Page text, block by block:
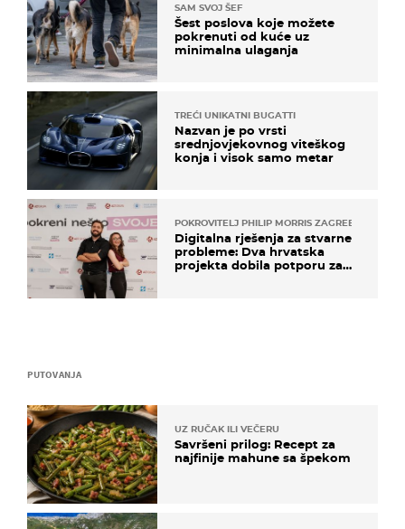
PUTOVANJA
UZ RUČAK ILI VEČERU
Savršeni prilog: Recept za
najfinije mahune sa špekom
SAM SVOJ ŠEF
Šest poslova koje možete
pokrenuti od kuće uz
minimalna ulaganja
TREĆI UNIKATNI BUGATTI
Nazvan je po vrsti
srednjovjekovnog viteškog
konja i visok samo metar
POKROVITELJ PHILIP MORRIS ZAGREB
Digitalna rješenja za stvarne
probleme: Dva hrvatska
projekta dobila potporu za